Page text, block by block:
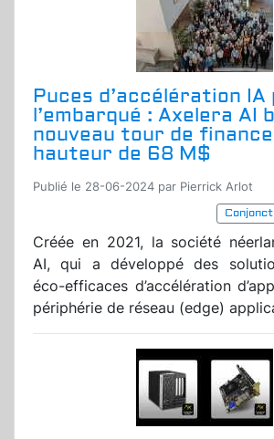
Puces d’accélération IA
l’embarqué : Axelera AI
nouveau tour de
hauteur de 68 M$
Publié le 28-06-2024 par Pierrick Arlot
Créée en 2021, la société
AI, qui a développé des
éco-efficaces d’accélération
périphérie de réseau (edge)